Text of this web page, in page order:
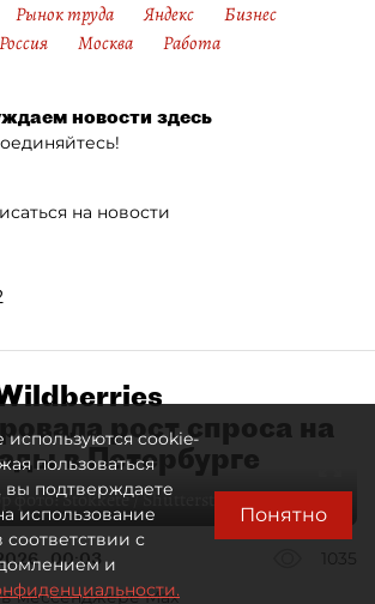
Рынок труда Яндекс
Бизнес
Россия Москва Работа
новости здесь
на новости
рост спроса на
в Петербурге
фото:Stokkete / Shutterstock / FOTODOM
00:03
1035
мессенджере Max
cookie-
пользоваться
подтверждаете
использование
с
и
Понятно